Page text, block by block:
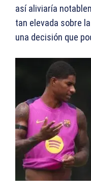
así aliviaría
tan elevada sobre
una decisión que